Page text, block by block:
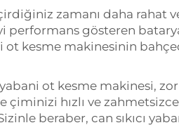
zamanı daha rahat
performans gösteren
ot kesme makinesinin
ot kesme makinesi,
çiminizi hızlı ve
beraber, can sıkıcı